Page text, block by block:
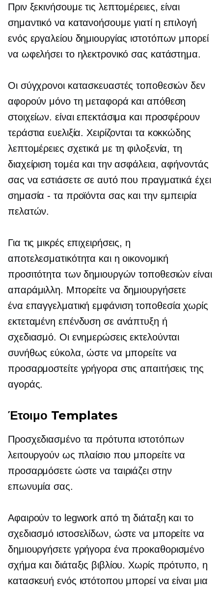
Πριν ξεκινήσουμε τις λεπτομέρειες, είναι
σημαντικό να κατανοήσουμε γιατί η επιλογή
ενός εργαλείου δημιουργίας ιστοτόπων μπορεί
να ωφελήσει το ηλεκτρονικό σας κατάστημα.
Οι σύγχρονοι κατασκευαστές τοποθεσιών δεν
αφορούν μόνο τη μεταφορά και απόθεση
στοιχείων. είναι επεκτάσιμα και προσφέρουν
τεράστια ευελιξία. Χειρίζονται τα κοκκώδης
λεπτομέρειες σχετικά με τη φιλοξενία, τη
διαχείριση τομέα και την ασφάλεια, αφήνοντάς
σας να εστιάσετε σε αυτό που πραγματικά έχει
σημασία - τα προϊόντα σας και την εμπειρία
πελατών.
Για τις μικρές επιχειρήσεις, η
αποτελεσματικότητα και η οικονομική
προσιτότητα των δημιουργών τοποθεσιών είναι
απαράμιλλη. Μπορείτε να δημιουργήσετε
ένα επαγγελματική εμφάνιση τοποθεσία χωρίς
εκτεταμένη επένδυση σε ανάπτυξη ή
σχεδιασμό. Οι ενημερώσεις εκτελούνται
συνήθως εύκολα, ώστε να μπορείτε να
προσαρμοστείτε γρήγορα στις απαιτήσεις της
αγοράς.
Έτοιμο Templates
Προσχεδιασμένοτα πρότυπα ιστοτόπων
λειτουργούν ως πλαίσιο που μπορείτε να
προσαρμόσετε ώστε να ταιριάζει στην
επωνυμία σας.
Αφαιρούν το legwork από τη διάταξη και το
σχεδιασμό ιστοσελίδων, ώστε να μπορείτε να
δημιουργήσετε γρήγορα έναπροκαθορισμένο
σχήμα και διάταξις βιβλίου. Χωρίς πρότυπο, η
κατασκευή ενός ιστότοπου μπορεί να είναι μια